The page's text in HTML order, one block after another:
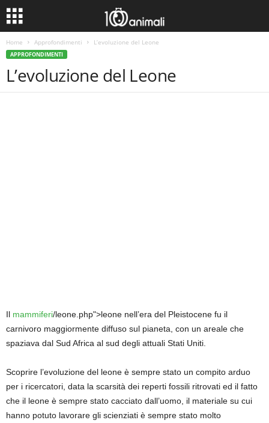
Home Approfondimenti L’evoluzione del Leone
APPROFONDIMENTI
L’evoluzione del Leone
Il mammiferi/leone.php">leone nell’era del Pleistocene fu il
carnivoro maggiormente diffuso sul pianeta, con un areale che
spaziava dal Sud Africa al sud degli attuali Stati Uniti.
Scoprire l’evoluzione del leone è sempre stato un compito arduo
per i ricercatori, data la scarsità dei reperti fossili ritrovati ed il fatto
che il leone è sempre stato cacciato dall’uomo, il materiale su cui
hanno potuto lavorare gli scienziati è sempre stato molto